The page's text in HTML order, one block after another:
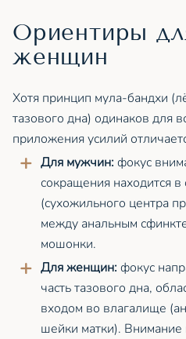
Ориентиры
женщин
Хотя принцип мула-бандхи
тазового дна) одинаков для
приложения усилий
Для мужчин:фокус
сокращения находится
(сухожильного центра
между анальным
мошонки.
Для женщин:фокус
часть тазового дна,
входом во влагалище
шейки матки). Внимание